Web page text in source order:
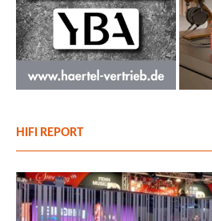
HIFI REPORT